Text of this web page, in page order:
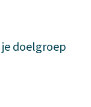
doelgroep